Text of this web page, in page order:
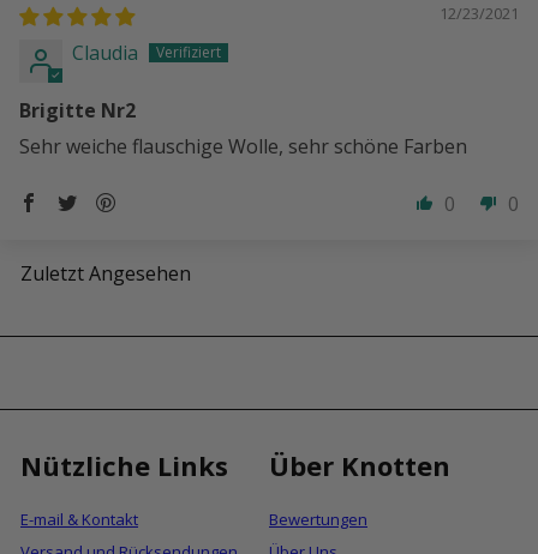
12/23/2021
Claudia
Brigitte Nr2
Sehr weiche flauschige Wolle, sehr schöne Farben
0 0
Zuletzt Angesehen
Nützliche Links
E-mail & Kontakt
Über Knotten
Bewertungen